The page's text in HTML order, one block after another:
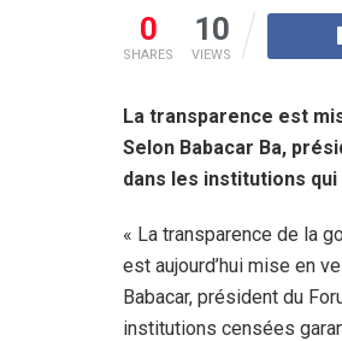
0
SHARES
10
VIEWS
La transparence est
Selon Babacar Ba,
dans les institutions
« La transparence de la
est aujourd’hui mise en
Babacar, président du
institutions censées